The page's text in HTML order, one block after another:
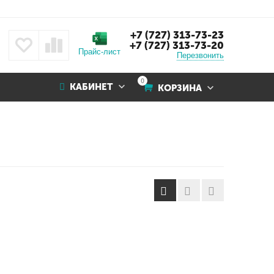
+7 (727) 313-73-23
+7 (727) 313-73-20
Перезвонить
Прайс-лист
0
КОРЗИНА
КАБИНЕТ